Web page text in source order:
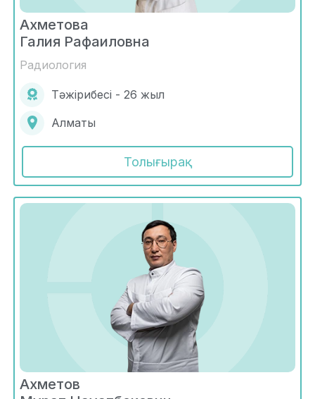
Ахметова
Галия Рафаиловна
Радиология
Тәжірибесі - 26 жыл
Алматы
Толығырақ
Ахметов